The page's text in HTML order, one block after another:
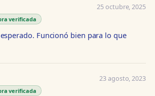
25 octubre, 2025
verificada
Funcionó bien para lo que
23 agosto, 2023
verificada